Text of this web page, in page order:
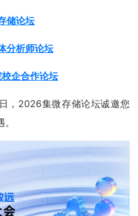
储论坛
分析师论坛
企合作论坛
，2026集微存储论坛诚邀您